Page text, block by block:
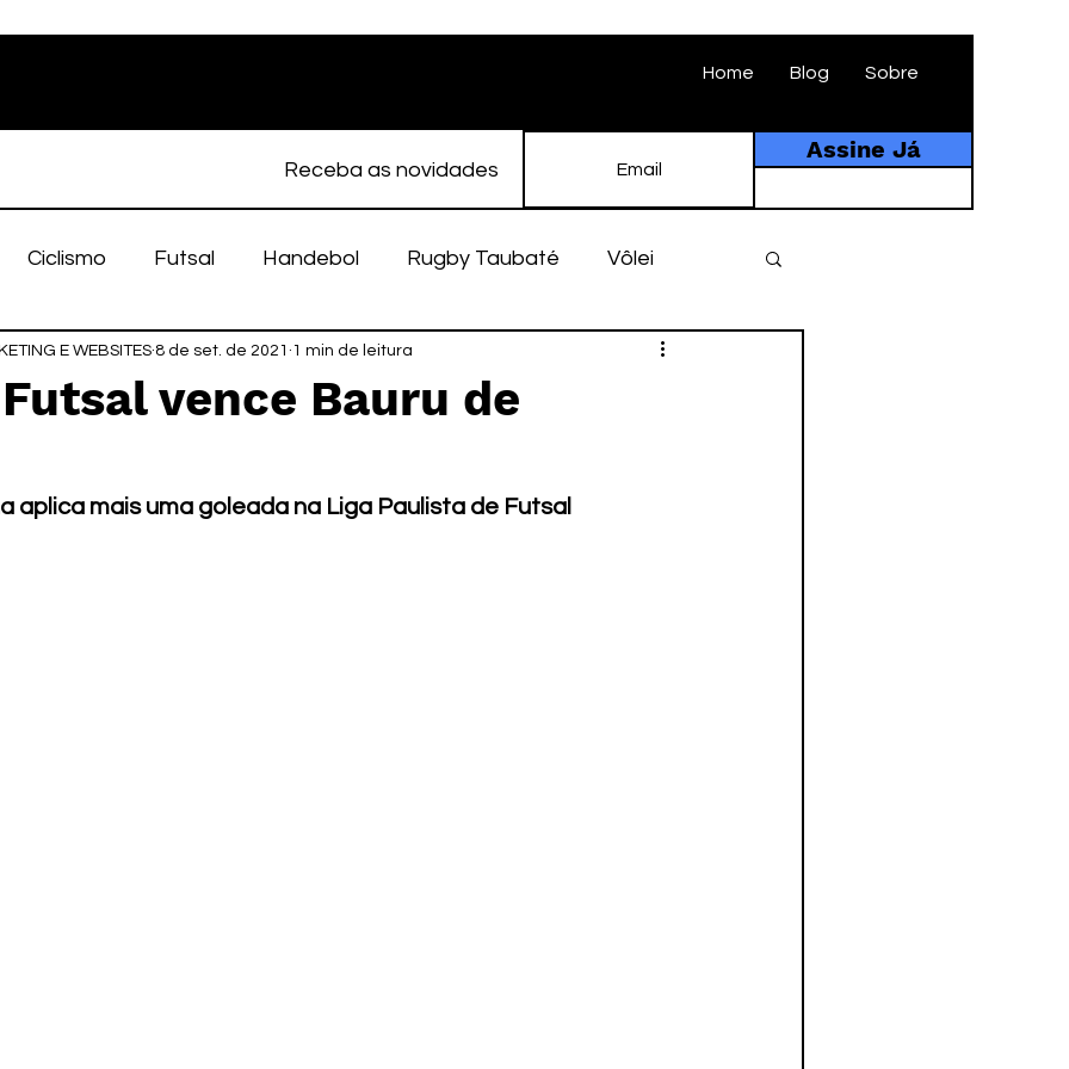
Home Blog Sobre
Receba as novidades
Assine Já
Ciclismo Futsal Handebol Rugby Taubaté Vôlei
Feminino Atletismo EC Taubaté História
vence Bauru de
E WEBSITES 8 de set. de 2021 1 min de leitura
aplica mais uma goleada na Liga Paulista de Futsal